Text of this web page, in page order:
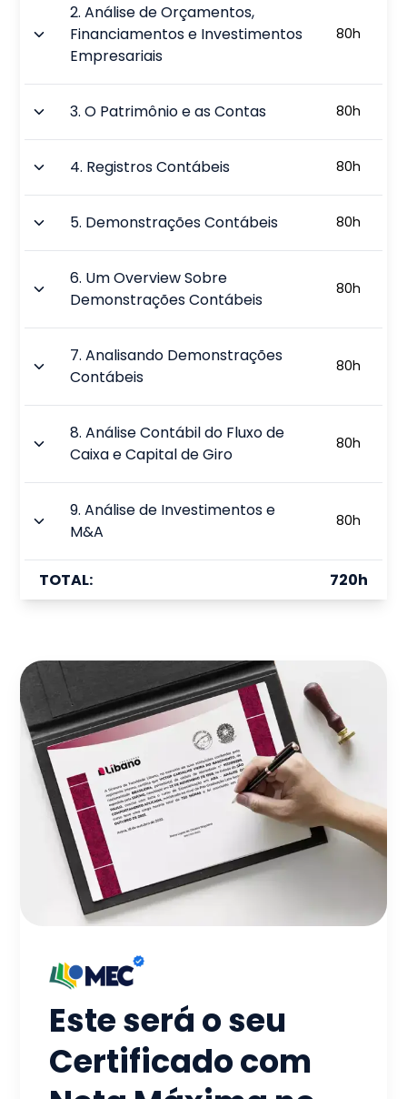
2.Análise de Orçamentos,
Financiamentos e Investimentos
Empresariais
80h
3.O Patrimônio e as Contas 80h
4. Registros Contábeis 80h
5. Demonstrações Contábeis 80h
6. Um Overview Sobre
Demonstrações Contábeis
80h
7.Analisando Demonstrações
Contábeis
80h
8.Análise Contábil do Fluxo de
Caixa e Capital de Giro
80h
9.Análise de Investimentos e
M&A
80h
TOTAL: 720h
Este será o seu
Certificado com